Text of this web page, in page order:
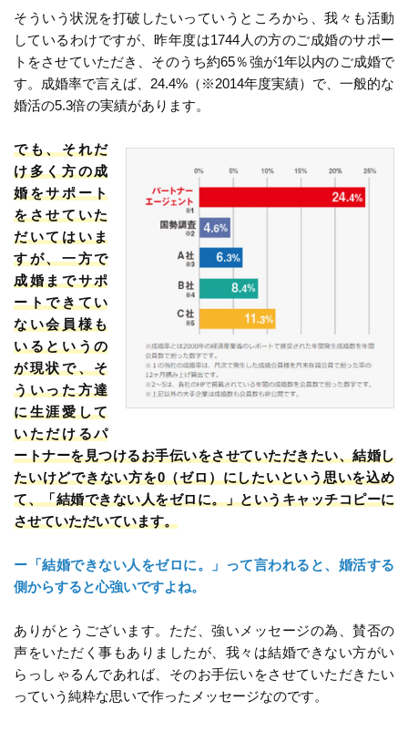
そういう状況を打破したいっていうところから、我々も活動
しているわけですが、昨年度は1744人の方のご成婚のサポー
トをさせていただき、そのうち約65％強が1年以内のご成婚で
す。成婚率で言えば、24.4%（※2014年度実績）で、一般的な
婚活の5.3倍の実績があります。
でも、それだ
け多く方の成
婚をサポート
をさせていた
だいてはいま
すが、一方で
成婚までサポ
ートできてい
ない会員様も
いるというの
が現状で、そ
ういった方達
に生涯愛して
いただけるパ
ートナーを見つけるお手伝いをさせていただきたい、結婚し
たいけどできない方を0（ゼロ）にしたいという思いを込め
て、「結婚できない人をゼロに。」というキャッチコピーに
させていただいています。
ー「結婚できない人をゼロに。」って言われると、婚活する
側からすると心強いですよね。
ありがとうございます。ただ、強いメッセージの為、賛否の
声をいただく事もありましたが、我々は結婚できない方がい
らっしゃるんであれば、そのお手伝いをさせていただきたい
っていう純粋な思いで作ったメッセージなのです。